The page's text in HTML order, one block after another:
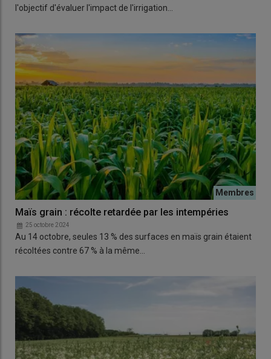
l'objectif d'évaluer l'impact de l'irrigation…
Maïs grain : récolte retardée par les intempéries
25 octobre 2024
Au 14 octobre, seules 13 % des surfaces en maïs grain étaient
récoltées contre 67 % à la même…